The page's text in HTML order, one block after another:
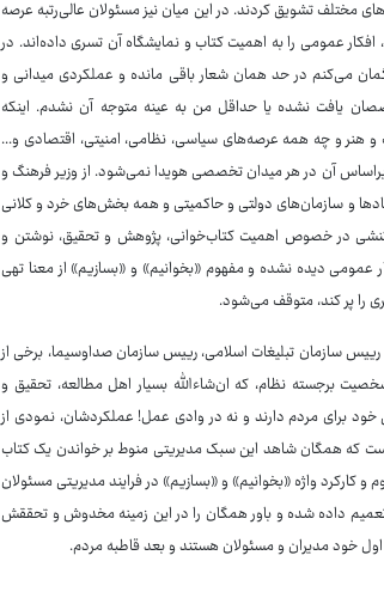
مختلف تشویق کردند. در این میان نیز مسئولان عالی‌رتبه عرصه
افکار عمومی را به اهمیت کتاب و نمایشگاه آن تسری داده‌اند. در
می‌کنم در حد همان شعار باقی مانده و عملکردی میدانی و
یافت نشده یا حداقل من به عینه متوجه آن نشدم. اینکه
هنر و چه همه عرصه‌های سیاسی، نظامی، امنیتی، اقتصادی و...
براساس آن در هر میدان تخصصی هویدا نمی‌شود. از وزیر فرهنگ و
و سازمان‌های دولتی و حاکمیتی و همه بخش‌های خرد و کلانی
در خصوص اهمیت کتاب‌خوانی، پژوهش و تحقیق، نوشتن و
عمومی دیده نشده و مفهوم «بخوانیم» و «بسازیم» از معنا تهی
را پر کند، متوقف می‌شود.
سازمان تبلیغات اسلامی، رییس سازمان صداوسیما، برخی از
برجسته نظام، که ان‌شاءالله بسیار اهل مطالعه، تحقیق و
خود برای مردم دارند و نه در وادی عمل! عملکردشان، نمودی از
که همگان شاهد این سبک مدیریتی منوط بر خواندن یک کتاب
کارکرد واژه «بخوانیم» و «بسازیم» در فرایند مدیریتی مسئولان
داده شده و باور همگان را در این زمینه مخدوش و تحققش
خود مدیران و مسئولان هستند و بعد قاطبه مردم.